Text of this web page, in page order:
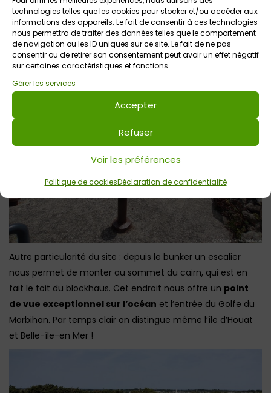
technologies telles que les cookies pour stocker et/ou accéder aux
informations des appareils. Le fait de consentir à ces technologies
nous permettra de traiter des données telles que le comportement
de navigation ou les ID uniques sur ce site. Le fait de ne pas
consentir ou de retirer son consentement peut avoir un effet négatif
sur certaines caractéristiques et fonctions.
Gérer les services
Accepter
Refuser
Voir les préférences
Politique de cookiesDéclaration de confidentialité
périodes de l’Histoire dans un même lieu, et ceci à notre
rythme puisqu’en dehors des visites guidées le site se
découvre en autonomie.
Autre particularité du site : depuis le bunker un escalier
nous permet de monter au sommet du cairn, qui est en
fait le toit du blockhaus. Cet endroit nous offre un point
de vue exceptionnel sur l’océan et l’entrée du Golfe du
Morbihan. Par temps clair on distingue même l’île d’Houat
et Belle-île-en Mer !